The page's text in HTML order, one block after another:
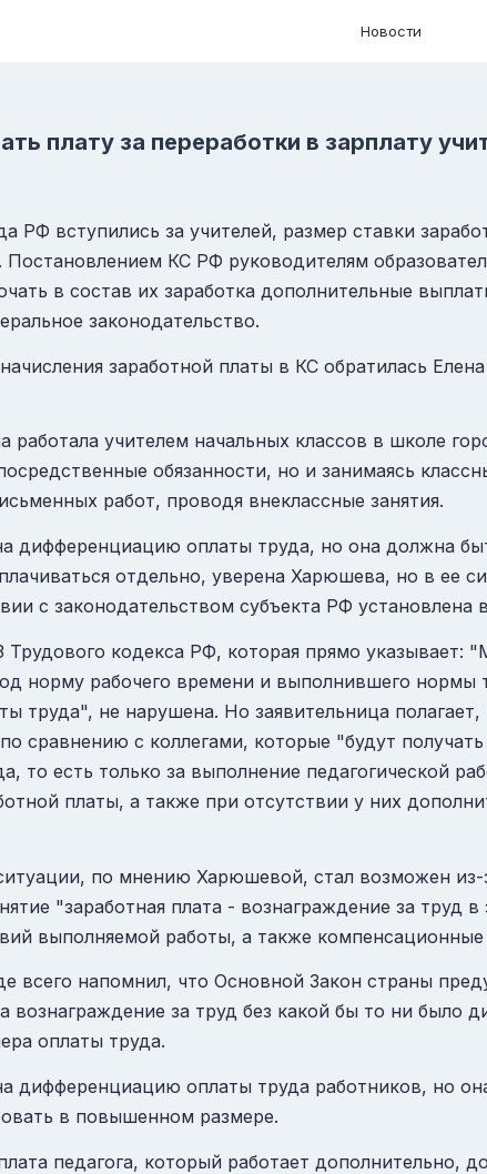
Новости
плату за переработки в зарплату
РФ вступились за учителей, размер ставки
КС РФ руководителям
в состав их заработка дополнительные
законодательство.
заработной платы в КС обратилась
работала учителем начальных классов в школе
обязанности, но и занимаясь
работ, проводя внеклассные занятия.
дифференциацию оплаты труда, но она должна
отдельно, уверена Харюшева, но в ее
с законодательством субъекта РФ
Трудового кодекса РФ, которая прямо указывает:
норму рабочего времени и выполнившего
труда", не нарушена. Но заявительница
по сравнению с коллегами, которые "будут
то есть только за выполнение педагогической
платы, а также при отсутствии у них
по мнению Харюшевой, стал возможен из-
"заработная плата - вознаграждение за труд
выполняемой работы, а также
всего напомнил, что Основной Закон страны
вознаграждение за труд без какой бы то ни было
оплаты труда.
дифференциацию оплаты труда работников, но
в повышенном размере.
педагога, который работает дополнительно,